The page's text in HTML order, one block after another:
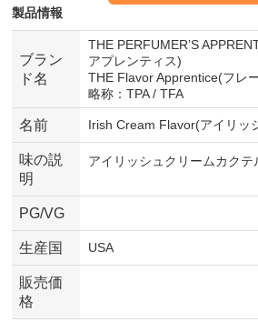
製品情報
ブラン
ド名
THE PERFUMER’S
アプレンティス)
THE Flavor Apprentice(フレ
略称：TPA / TFA
名前 Irish Cream Flavor(アイリッ
味の説
明
アイリッシュクリームカクテ
PG/VG
生産国 USA
販売価
格